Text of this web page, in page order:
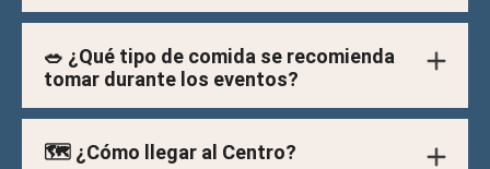
🥗 ¿Qué tipo de comida se recomienda
tomar durante los eventos?
🗺️ ¿Cómo llegar al Centro?